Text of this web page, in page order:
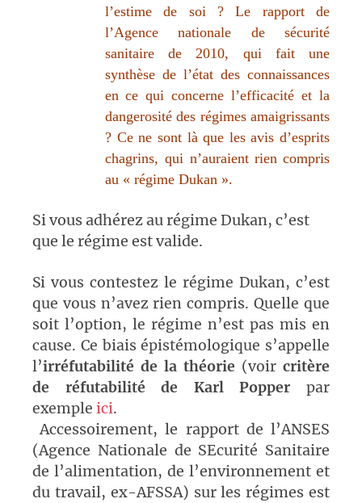
l’estime de soi ? Le rapport de
l’Agence nationale de sécurité
sanitaire de 2010, qui fait une
synthèse de l’état des connaissances
en ce qui concerne l’efficacité et la
dangerosité des régimes amaigrissants
? Ce ne sont là que les avis d’esprits
chagrins, qui n’auraient rien compris
au « régime Dukan ».
Si vous adhérez au régime Dukan, c’est
que le régime est valide.
Si vous contestez le régime Dukan, c’est
que vous n’avez rien compris. Quelle que
soit l’option, le régime n’est pas mis en
cause. Ce biais épistémologique s’appelle
l’irréfutabilité de la théorie (voir critère
de réfutabilité de Karl Popper par
exemple ici.
Accessoirement, le rapport de l’ANSES
(Agence Nationale de SEcurité Sanitaire
de l’alimentation, de l’environnement et
du travail, ex-AFSSA) sur les régimes est